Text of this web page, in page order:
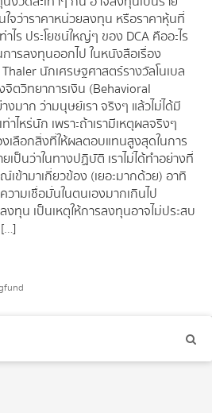
ใจว่าราคาหน่วยลงทุน หรือราคาหุ้นที่
ไร ประโยชน์ใหญ่ๆ ของ DCA คืออะไร
ารลงทุนออกไป ในหนังสือเรื่อง
นักเศรษฐศาสตร์รางวัลโนเบล
ตวิทยาการเงิน (Behavioral
งมาก ว่ามนุษย์เรา จริงๆ แล้วไม่ได้มี
าไหร่นัก เพราะถ้าเรามีเหตุผลจริงๆ
เลือกสิ่งที่ให้ผลตอบแทนสูงสุดในการ
ป็นว่าในทางปฏิบัติ เราไม่ได้ทำอย่างที่
เข้ามาเกี่ยวข้อง (เยอะมากด้วย) อาทิ
ามเชื่อมั่นในตนเองมากเกินไป
ทุน เป็นเหตุให้การลงทุนอาจไม่ประสบ